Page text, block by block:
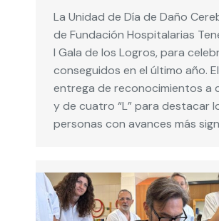
La Unidad de Día de Daño
de Fundación Hospitalarias
I Gala de los Logros, para
conseguidos en el último año.
entrega de reconocimientos a
y de cuatro “L” para destacar
personas con avances más